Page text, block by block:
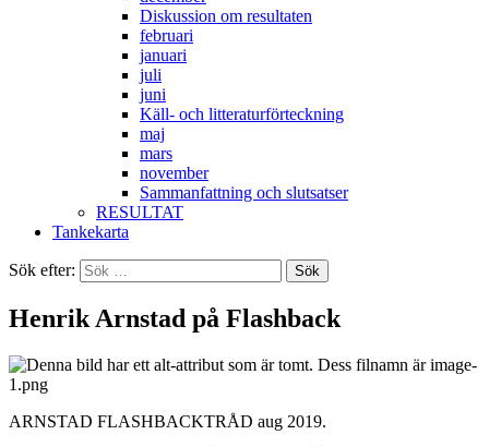
Diskussion om resultaten
februari
januari
juli
juni
Käll- och litteraturförteckning
maj
mars
november
Sammanfattning och slutsatser
RESULTAT
Tankekarta
Sök efter:
Henrik Arnstad på Flashback
ARNSTAD FLASHBACKTRÅD aug 2019.